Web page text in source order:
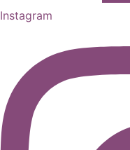
Instagram